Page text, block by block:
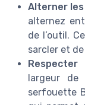
Alterner
alternez
de l’outil.
sarcler et
largeur
serfouette